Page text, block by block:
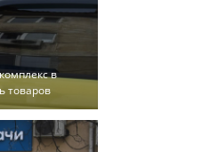
в
товаров